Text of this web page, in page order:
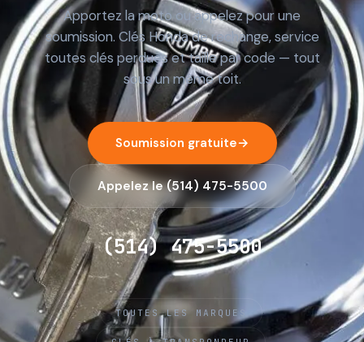
Apportez la moto ou appelez pour une
soumission. Clés Honda de rechange, service
toutes clés perdues et taille par code — tout
sous un même toit.
Soumission gratuite→
Appelez le (514) 475-5500
(514) 475-5500
TOUTES LES MARQUES ·